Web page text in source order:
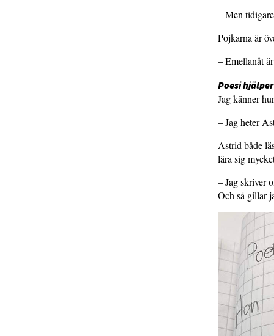
– Men
Pojkarna är
– Emellanåt
Poesi
Jag känner
– Jag heter
Astrid både
lära sig
– Jag skriver
Och så gillar